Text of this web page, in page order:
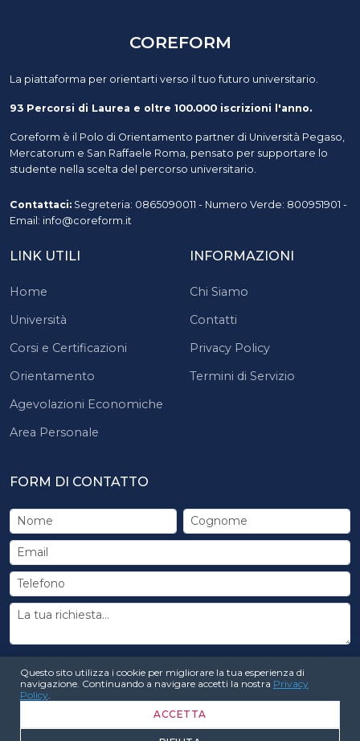
COREFORM
La piattaforma per orientarti verso il tuo futuro universitario.
93 Percorsi di Laurea e oltre 100.000 iscrizioni l'anno.
Coreform è il Polo di Orientamento partner di Università Pegaso,
Mercatorum e San Raffaele Roma, pensato per supportare lo
studente nella scelta del percorso universitario.
Contattaci: Segreteria: 0865090011 - Numero Verde: 800951901 -
Email: info@coreform.it
LINK UTILI
Home
Università
Corsi e Certificazioni
Orientamento
Agevolazioni Economiche
Area Personale
INFORMAZIONI
Chi Siamo
Contatti
Privacy Policy
Termini di Servizio
FORM DI CONTATTO
INVIA RICHIESTA
Questo sito utilizza i cookie per migliorare la tua esperienza di
navigazione. Continuando a navigare accetti la nostra Privacy
Policy.
ACCETTA